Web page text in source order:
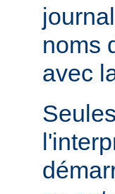
noms
avec